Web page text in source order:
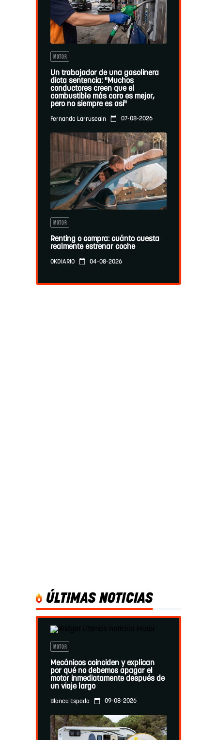
MOTOR
Un trabajador de una gasolinera
dicta sentencia: "Muchos
conductores creen que el
combustible más caro es mejor,
pero no siempre es así"
Fernando Larruscain 07-08-2026
MOTOR
Renting o compra: cuánto cuesta
realmente estrenar coche
OKDIARIO 04-08-2026
ÚLTIMAS NOTICIAS
MOTOR
Mecánicos coinciden y explican
por qué no debemos apagar el
motor inmediatamente después de
un viaje largo
Blanca Espada 09-08-2026